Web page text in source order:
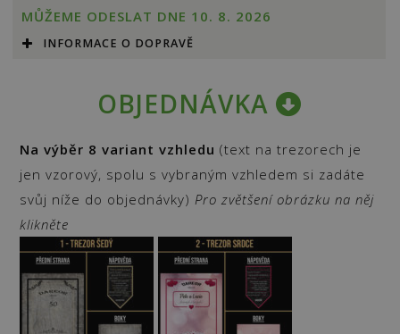
MŮŽEME ODESLAT DNE 10. 8. 2026
INFORMACE O DOPRAVĚ
Výdejní místo (Na Obci 252, 393 01
Pelhřimov)
OBJEDNÁVKA
Na výběr 8 variant vzhledu (text na trezorech je
jen vzorový, spolu s vybraným vzhledem si zadáte
svůj níže do objednávky) Pro zvětšení obrázku na něj
klikněte